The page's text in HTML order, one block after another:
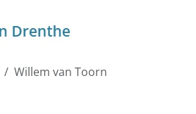
Willem van Toorn